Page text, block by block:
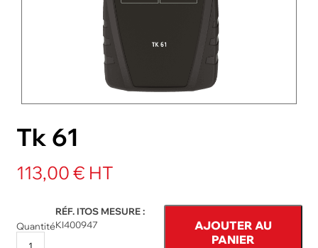
ACCESSOIRES ET PIÈCES DÉTACHÉES
Tk 61
113,00 € HT
Quantité
RÉF. ITOS MESURE :
KI400947
AJOUTER AU
PANIER